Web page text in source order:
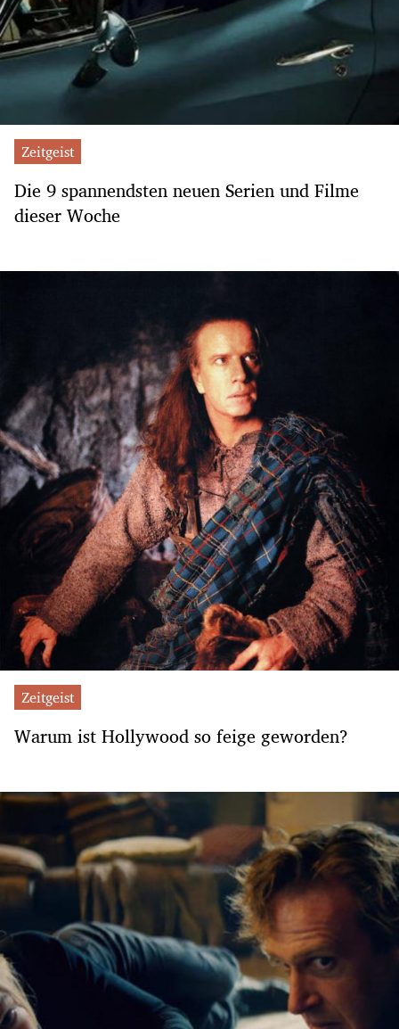
Zeitgeist
Die 9 spannendsten neuen Serien und Filme
dieser Woche
Zeitgeist
Warum ist Hollywood so feige geworden?